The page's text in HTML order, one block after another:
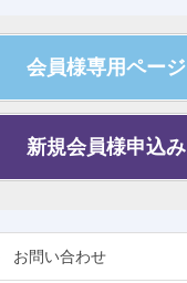
会員様専用ページ
新規会員様申込み
お問い合わせ